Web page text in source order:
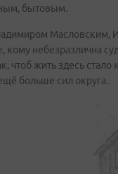
бытовым.
небезразлична
чтоб жить здесь
больше сил округа.